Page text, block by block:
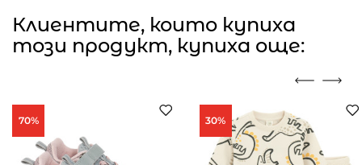
Клиентите, които купиха
този продукт, купиха още:
70% 30%